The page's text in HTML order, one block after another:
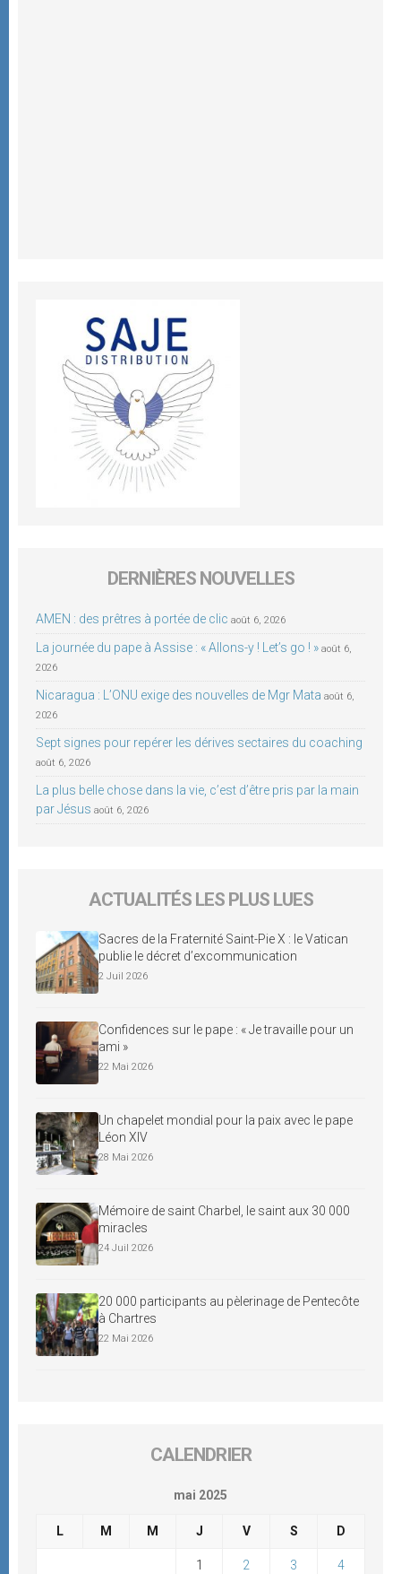
DERNIÈRES NOUVELLES
AMEN : des prêtres à portée de clic août 6, 2026
La journée du pape à Assise : « Allons-y ! Let’s go ! » août 6,
2026
Nicaragua : L’ONU exige des nouvelles de Mgr Mata août 6,
2026
Sept signes pour repérer les dérives sectaires du coaching
août 6, 2026
La plus belle chose dans la vie, c’est d’être pris par la main
par Jésus août 6, 2026
ACTUALITÉS LES PLUS LUES
Sacres de la Fraternité Saint-Pie X : le Vatican
publie le décret d’excommunication
2 Juil 2026
Confidences sur le pape : « Je travaille pour un
ami »
22 Mai 2026
Un chapelet mondial pour la paix avec le pape
Léon XIV
28 Mai 2026
Mémoire de saint Charbel, le saint aux 30 000
miracles
24 Juil 2026
20 000 participants au pèlerinage de Pentecôte
à Chartres
22 Mai 2026
CALENDRIER
mai 2025
L M M J V S D
1 2 3 4